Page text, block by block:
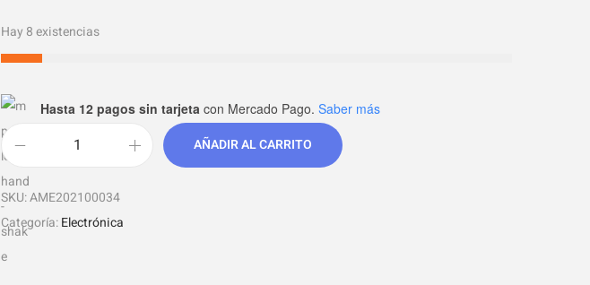
Hay 8 existencias
Hasta 12 pagos sin tarjeta con Mercado Pago. Saber más
AÑADIR AL CARRITO
SKU:AME202100034
Categoría:Electrónica